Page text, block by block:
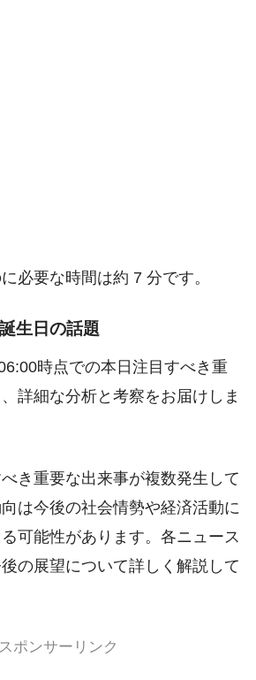
必要な時間は約 7 分です。
生日の話題
時点での本日注目すべき重
詳細な分析と考察をお届けしま
き重要な出来事が複数発生して
は今後の社会情勢や経済活動に
可能性があります。各ニュース
の展望について詳しく解説して
スポンサーリンク